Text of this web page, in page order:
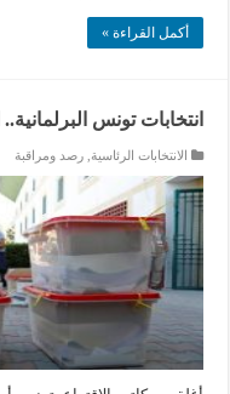
أكمل القراءة »
انتخابات تونس
الانتخابات الرئاسية ,رصد ومراقبة